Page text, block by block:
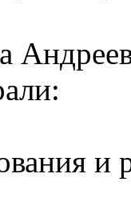
и